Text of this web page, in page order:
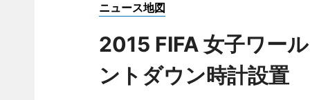
ニュース地図
2015 FIFA 女子ワー
ントダウン時計設置